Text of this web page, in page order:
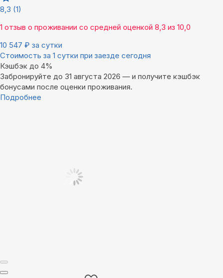
8,3 (1)
1 отзыв о проживании со средней оценкой 8,3 из 10,0
10 547 ₽ за сутки
Стоимость за 1 сутки при заезде сегодня
Кэшбэк до 4%
Забронируйте до 31 августа 2026 — и получите кэшбэк
бонусами после оценки проживания.
Подробнее